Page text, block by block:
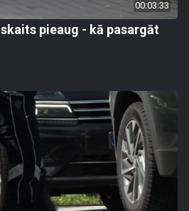
00:03:33
pieaug - kā pasargāt